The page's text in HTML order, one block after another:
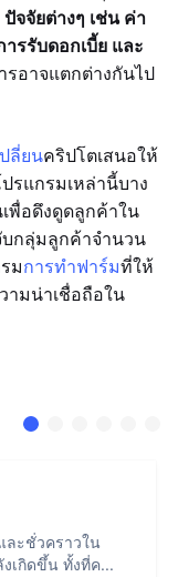
ปัจจัยต่างๆ เช่น ค่า
รรับดอกเบี้ย และ
รอาจแตกต่างกันไป
ลี่ยนคริปโตเสนอให้
รแกรมเหล่านี้บาง
พื่อดึงดูดลูกค้าใน
กลุ่มลูกค้าจำนวน
มการทำฟาร์มที่ให้
ามน่าเชื่อถือใน
ละชั่วคราวใน
เกิดขึ้น ทั้งที่ค...